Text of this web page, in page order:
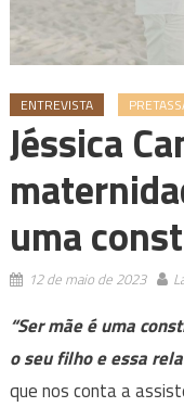
ENTREVISTA
Jéssica
uma
12 de maio de 2023
“Ser mãe é uma
o seu filho e essa
que nos conta a